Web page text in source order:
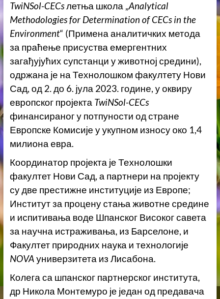
TwiNSol-CECsлетња школа „Analytical
Methodologies for Determination of CECs in the
Environment“ (Примена аналитичких метода
за праћење присуства емергентних
загађујућих супстанци у животној средини),
одржана је на Технолошком факултету Нови
Сад, од 2. до 6. јула 2023. године, у оквиру
европског пројекта TwiNSol-CECs
финансираног у потпуности од стране
Европске Комисије у укупном износу око 1,4
милиона евра.
Координатор пројекта је Технолошки
факултет Нови Сад, а партнери на пројекту
су две престижне институције из Европе;
Институт за процену стања животне средине
и испитивања воде Шпанског Високог савета
за научна истраживања, из Барселоне, и
Факултет природних наука и технологије
NOVA универзитета из Лисабона.
Колега са шпанског партнерског института,
др Никола Монтемуро је један од предавача